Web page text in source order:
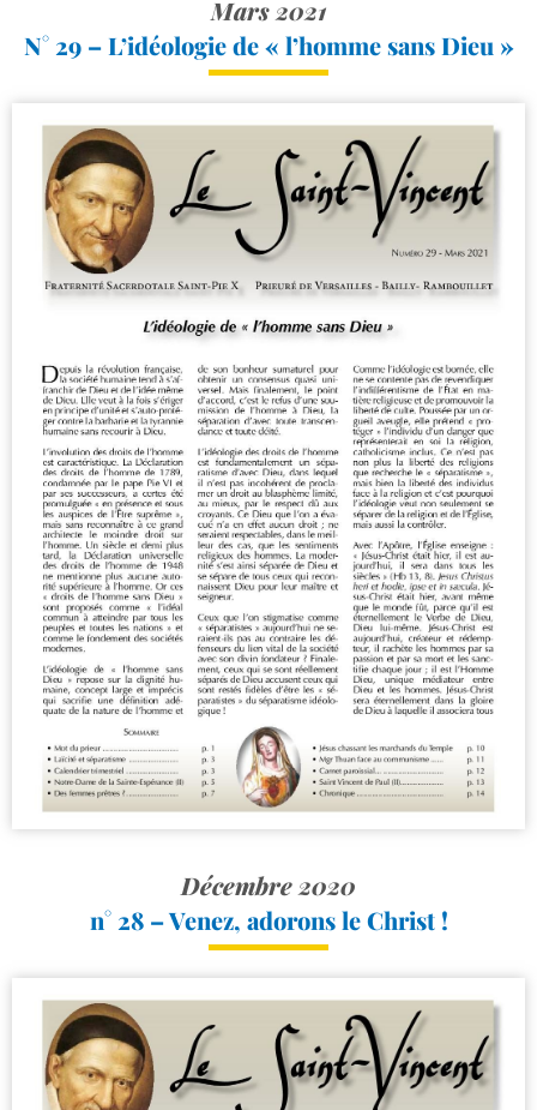
Mars 2021
N° 29 – L’idéologie de « l’homme sans Dieu »
Décembre 2020
n° 28 – Venez, adorons le Christ !